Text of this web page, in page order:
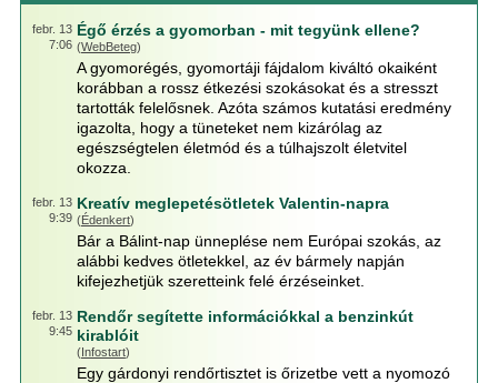
febr. 13
7:06
Égő érzés a gyomorban - mit tegyünk ellene?
(WebBeteg)
A gyomorégés, gyomortáji fájdalom kiváltó okaiként
korábban a rossz étkezési szokásokat és a stresszt
tartották felelősnek. Azóta számos kutatási eredmény
igazolta, hogy a tüneteket nem kizárólag az
egészségtelen életmód és a túlhajszolt életvitel
okozza.
febr. 13
9:39
Kreatív meglepetésötletek Valentin-napra
(Édenkert)
Bár a Bálint-nap ünneplése nem Európai szokás, az
alábbi kedves ötletekkel, az év bármely napján
kifejezhetjük szeretteink felé érzéseinket.
febr. 13
9:45
Rendőr segítette információkkal a benzinkút
kirablóit
(Infostart)
Egy gárdonyi rendőrtisztet is őrizetbe vett a nyomozó